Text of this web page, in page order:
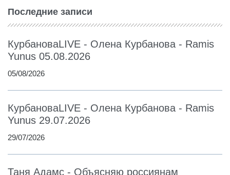
Последние записи
КурбановаLIVE - Олена Курбанова - Ramis
Yunus 05.08.2026
05/08/2026
КурбановаLIVE - Олена Курбанова - Ramis
Yunus 29.07.2026
29/07/2026
Таня Адамс - Объясняю россиянам